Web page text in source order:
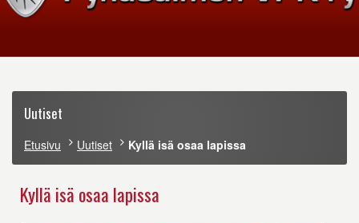
Uutiset
Etusivu Uutiset Kyllä isä osaa lapissa
Kyllä isä osaa lapissa